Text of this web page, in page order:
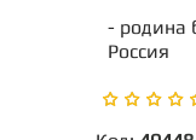
- родина
Россия